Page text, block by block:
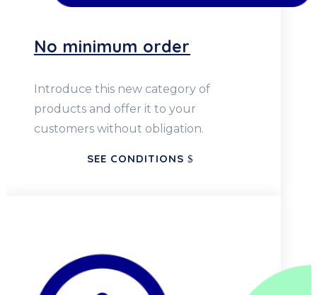
No minimum order
Introduce this new category of
products and offer it to your
customers without obligation.
SEE CONDITIONS